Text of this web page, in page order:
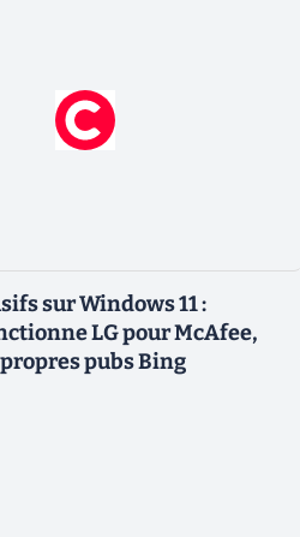
sur Windows 11 :
LG pour McAfee,
pubs Bing